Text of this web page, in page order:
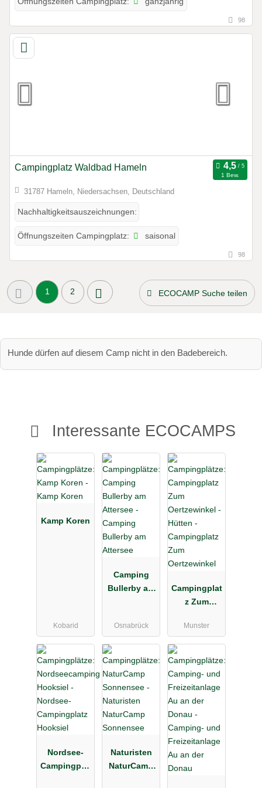
98
Campingplatz Waldbad Hameln
1 Bew.
31787 Hameln, Niedersachsen, Deutschland
Nachhaltigkeitsauszeichnungen:
Öffnungszeiten Campingplatz: saisonal
98
1 2 ECOCAMP Suche teilen
Hunde dürfen auf diesem Camp nicht in den Badebereich.
Interessante ECOCAMPS
Kamp Koren
Kobarid
Camping
Bullerby am
Osnabrück
Campingplat
z Zum
Munster
Nordsee-
Campingplat
Naturisten
NaturCamp